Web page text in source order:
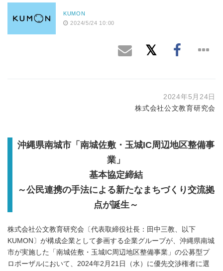
KUMON
2024/5/24 10:00
2024年5月24日
株式会社公文教育研究会
沖縄県南城市「南城佐敷・玉城IC周辺地区整備事
業」
基本協定締結
～公民連携の手法による新たなまちづくり交流拠
点が誕生～
株式会社公文教育研究会〔代表取締役社長：田中三教、以下
KUMON〕が構成企業として参画する企業グループが、沖縄県南城
市が実施した「南城佐敷・玉城IC周辺地区整備事業」の公募型プ
ロポーザルにおいて、2024年2月21日（水）に優先交渉権者に選